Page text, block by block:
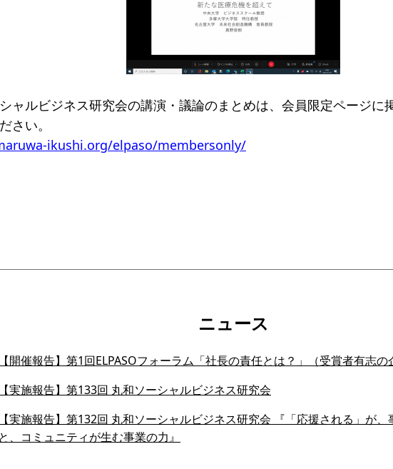
ャルビジネス研究会の講演・議論のまとめは、会員限定ページに
さい。
ikushi.org/elpaso/membersonly/
ニュース
【開催報告】第1回ELPASOフォーラム「社長の責任とは？」（受賞者有志の
【実施報告】第133回 丸和ソーシャルビジネス研究会
【実施報告】第132回 丸和ソーシャルビジネス研究会 『「応援される」が
と、コミュニティが生む事業の力』